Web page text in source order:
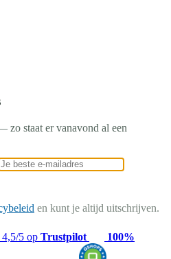
zo staat er vanavond al een
en kunt je altijd uitschrijven.
4,5/5 op Trustpilot 100%